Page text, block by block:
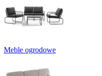
Meble ogrodowe